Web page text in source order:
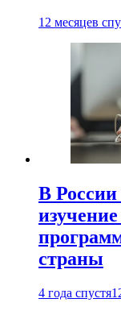
12 месяцев
В
страны
4 года спустя